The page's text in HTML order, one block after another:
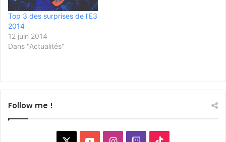
Top 3 des surprises de l’E3
2014
12 juin 2014
Dans "Actualités"
Follow me !